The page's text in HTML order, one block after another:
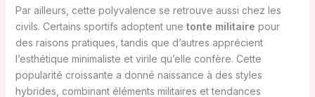
Par ailleurs, cette polyvalence se retrouve aussi chez les
civils. Certains sportifs adoptent une tonte militaire pour
des raisons pratiques, tandis que d’autres apprécient
l’esthétique minimaliste et virile qu’elle confère. Cette
popularité croissante a donné naissance à des styles
hybrides, combinant éléments militaires et tendances